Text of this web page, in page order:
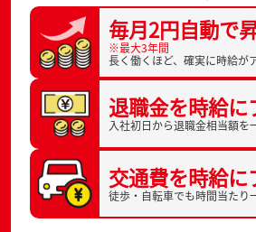
毎月2円自動で
※最大3年間
長く働くほど、 確実に時給が
退職金を時給に
入社初日から退職金相当額を
交通費を時給に
徒歩・自転車でも時間当たり